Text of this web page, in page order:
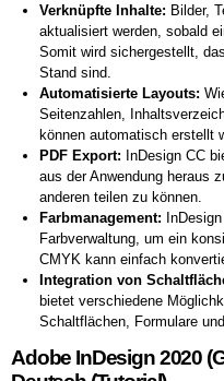
Verknüpfte Inhalte: Bilder,
aktualisiert werden, sobald
Somit wird sichergestellt,
Stand sind.
Automatisierte Layouts:
Seitenzahlen,
können automatisch erstellt
PDF Export: InDesign CC
aus der Anwendung heraus
anderen teilen zu können.
Farbmanagement:
Farbverwaltung, um ein
CMYK kann einfach
Integration von
bietet verschiedene
Schaltflächen, Formulare
Adobe InDesign 2020